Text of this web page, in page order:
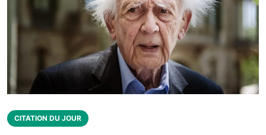
CITATION DU JOUR